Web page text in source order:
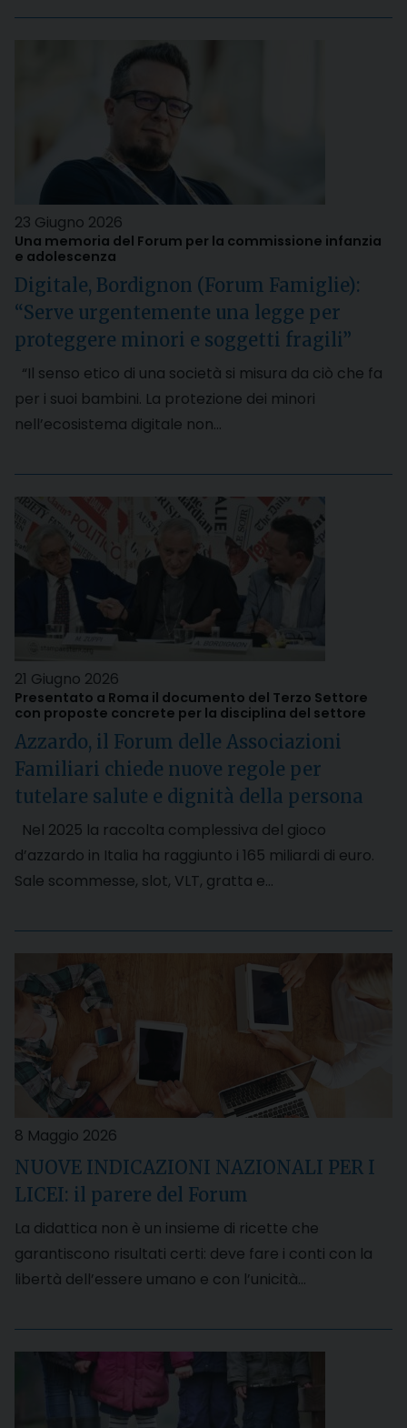
23 Giugno 2026
Una memoria del Forum per la commissione infanzia
e adolescenza
Digitale, Bordignon (Forum Famiglie):
“Serve urgentemente una legge per
proteggere minori e soggetti fragili”
“Il senso etico di una società si misura da ciò che fa
per i suoi bambini. La protezione dei minori
nell’ecosistema digitale non…
21 Giugno 2026
Presentato a Roma il documento del Terzo Settore
con proposte concrete per la disciplina del settore
Azzardo, il Forum delle Associazioni
Familiari chiede nuove regole per
tutelare salute e dignità della persona
Nel 2025 la raccolta complessiva del gioco
d’azzardo in Italia ha raggiunto i 165 miliardi di euro.
Sale scommesse, slot, VLT, gratta e…
8 Maggio 2026
NUOVE INDICAZIONI NAZIONALI PER I
LICEI: il parere del Forum
La didattica non è un insieme di ricette che
garantiscono risultati certi: deve fare i conti con la
libertà dell’essere umano e con l’unicità…